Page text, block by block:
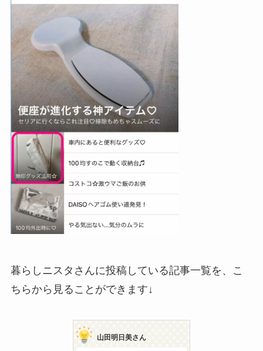
暮らしニスタさんに投稿している記事一覧を、こ
ちらから見ることができます↓